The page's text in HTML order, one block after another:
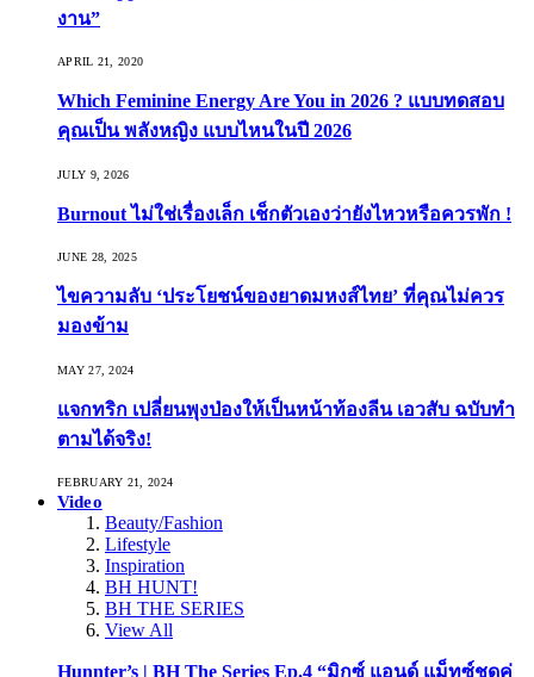
งาน”
APRIL 21, 2020
Which Feminine Energy Are You in 2026 ? แบบทดสอบ
คุณเป็น พลังหญิง แบบไหนในปี 2026
JULY 9, 2026
Burnout ไม่ใช่เรื่องเล็ก เช็กตัวเองว่ายังไหวหรือควรพัก !
JUNE 28, 2025
ไขความลับ ‘ประโยชน์ของยาดมหงส์ไทย’ ที่คุณไม่ควร
มองข้าม
MAY 27, 2024
แจกทริก เปลี่ยนพุงป่องให้เป็นหน้าท้องลีน เอวสับ ฉบับทำ
ตามได้จริง!
FEBRUARY 21, 2024
Video
Beauty/Fashion
Lifestyle
Inspiration
BH HUNT!
BH THE SERIES
View All
Hunnter’s | BH The Series Ep.4 “มิกซ์ แอนด์ แม็ทซ์ชุดคู่